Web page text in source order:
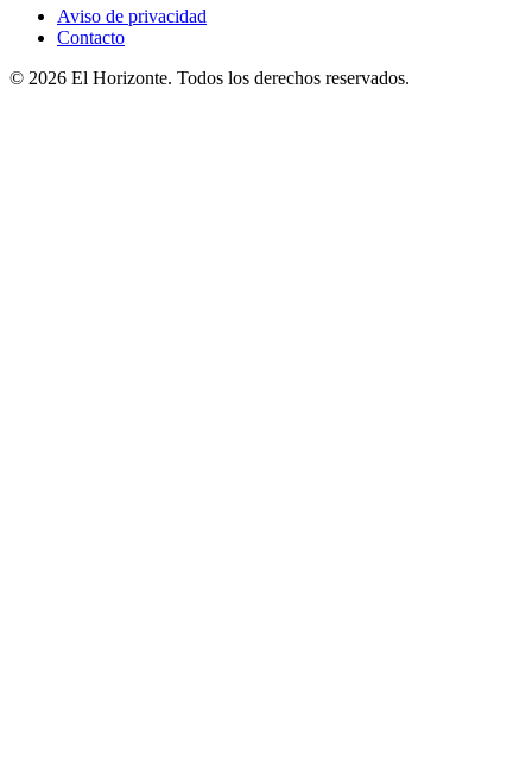
Aviso de privacidad
Contacto
© 2026 El Horizonte. Todos los derechos reservados.